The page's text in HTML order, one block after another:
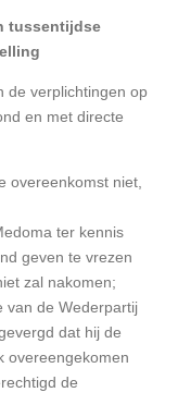
tussentijdse
de verplichtingen op
en met directe
overeenkomst niet,
ter kennis
geven te vrezen
zal nakomen;
van de Wederpartij
dat hij de
overeengekomen
de